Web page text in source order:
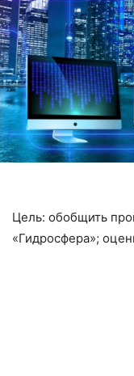
Цель: обобщить
«Гидросфера»;